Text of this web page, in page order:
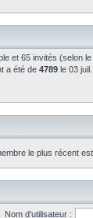
et 65 invités (selon
a été de 4789 le 03
le plus récent est
Nom d’utilisateur :